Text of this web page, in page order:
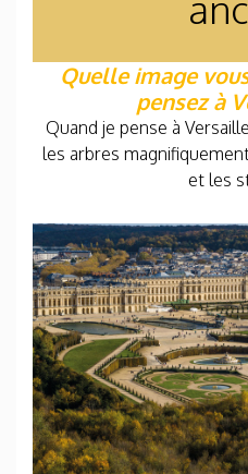
Quelle image
pensez à
Quand je pense à
les arbres
et les